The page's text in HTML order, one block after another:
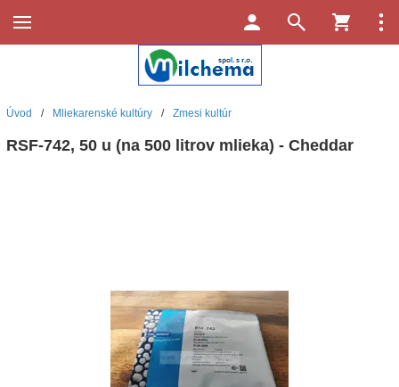
Úvod / Mliekarenské kultúry / Zmesi kultúr
RSF-742, 50 u (na 500 litrov mlieka) - Cheddar